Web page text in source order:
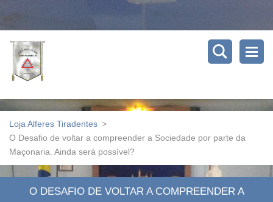
Loja Alferes Tiradentes >
O Desafio de voltar a compreender a Sociedade por parte da
Maçonaria. Ainda será possível?
O DESAFIO DE VOLTAR A COMPREENDER A